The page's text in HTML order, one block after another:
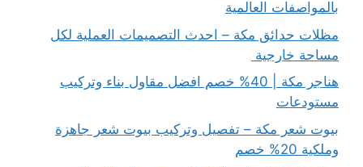
بالمواصفات العالمية
مظلات حدائق مكة – احدث التصميمات العملية لكل
مساحة خارجية
هناجر مكة | 40% خصم افضل مقاول بناء وتركيب
مستودعات
بيوت شعر مكة – تفصيل وتركيب بيوت شعر جاهزة
وملكية 20% خصم